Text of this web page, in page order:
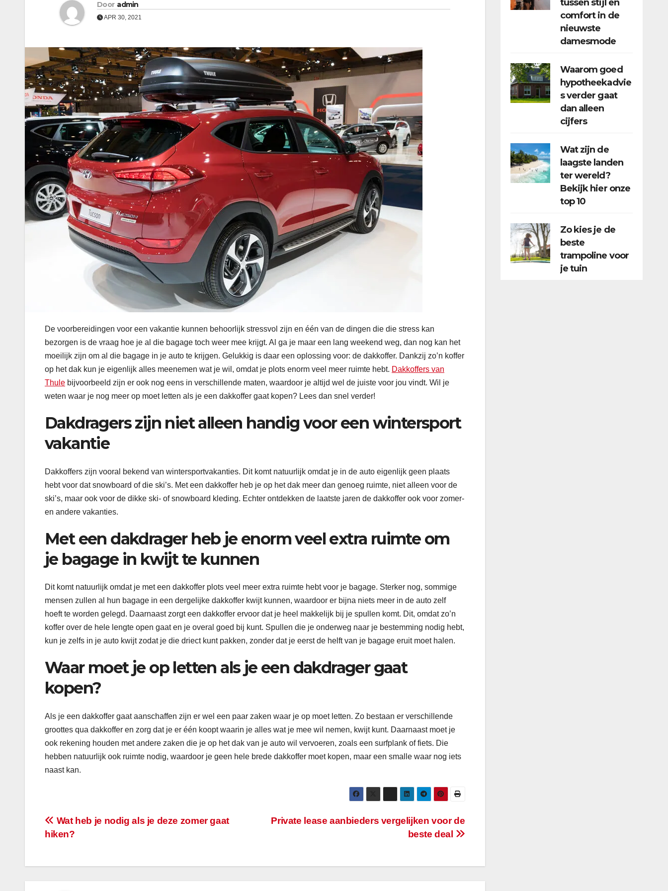
Door admin
APR 30, 2021
De voorbereidingen voor een vakantie kunnen behoorlijk stressvol zijn en één van de dingen die die stress kan
bezorgen is de vraag hoe je al die bagage toch weer mee krijgt. Al ga je maar een lang weekend weg, dan nog kan het
moeilijk zijn om al die bagage in je auto te krijgen. Gelukkig is daar een oplossing voor: de dakkoffer. Dankzij zo’n koffer
op het dak kun je eigenlijk alles meenemen wat je wil, omdat je plots enorm veel meer ruimte hebt. Dakkoffers van
Thule bijvoorbeeld zijn er ook nog eens in verschillende maten, waardoor je altijd wel de juiste voor jou vindt. Wil je
weten waar je nog meer op moet letten als je een dakkoffer gaat kopen? Lees dan snel verder!
Dakdragers zijn niet alleen handig voor een wintersport
vakantie
Dakkoffers zijn vooral bekend van wintersportvakanties. Dit komt natuurlijk omdat je in de auto eigenlijk geen plaats
hebt voor dat snowboard of die ski’s. Met een dakkoffer heb je op het dak meer dan genoeg ruimte, niet alleen voor de
ski’s, maar ook voor de dikke ski- of snowboard kleding. Echter ontdekken de laatste jaren de dakkoffer ook voor zomer-
en andere vakanties.
Met een dakdrager heb je enorm veel extra ruimte om
je bagage in kwijt te kunnen
Dit komt natuurlijk omdat je met een dakkoffer plots veel meer extra ruimte hebt voor je bagage. Sterker nog, sommige
mensen zullen al hun bagage in een dergelijke dakkoffer kwijt kunnen, waardoor er bijna niets meer in de auto zelf
hoeft te worden gelegd. Daarnaast zorgt een dakkoffer ervoor dat je heel makkelijk bij je spullen komt. Dit, omdat zo’n
koffer over de hele lengte open gaat en je overal goed bij kunt. Spullen die je onderweg naar je bestemming nodig hebt,
kun je zelfs in je auto kwijt zodat je die driect kunt pakken, zonder dat je eerst de helft van je bagage eruit moet halen.
Waar moet je op letten als je een dakdrager gaat
kopen?
Als je een dakkoffer gaat aanschaffen zijn er wel een paar zaken waar je op moet letten. Zo bestaan er verschillende
groottes qua dakkoffer en zorg dat je er één koopt waarin je alles wat je mee wil nemen, kwijt kunt. Daarnaast moet je
ook rekening houden met andere zaken die je op het dak van je auto wil vervoeren, zoals een surfplank of fiets. Die
hebben natuurlijk ook ruimte nodig, waardoor je geen hele brede dakkoffer moet kopen, maar een smalle waar nog iets
naast kan.
Bericht
Private lease aanbieders vergelijken voor de
beste deal
Wat heb je nodig als je deze zomer gaat
hiken?
tussen stijl en
comfort in de
nieuwste
damesmode
Waarom goed
hypotheekadvie
s verder gaat
dan alleen
cijfers
Wat zijn de
laagste landen
ter wereld?
Bekijk hier onze
top 10
Zo kies je de
beste
trampoline voor
je tuin